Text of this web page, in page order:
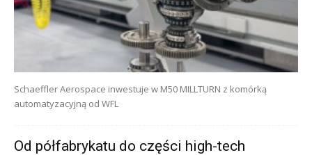
Schaeffler Aerospace inwestuje w M50 MILLTURN z komórką
automatyzacyjną od WFL
Od półfabrykatu do części high-tech